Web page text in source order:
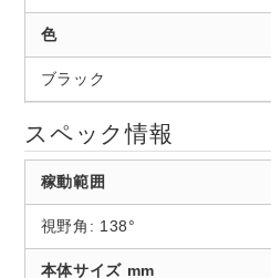
色
ブラック
スペック情報
稼動範囲
視野角: 138°
本体サイズ mm